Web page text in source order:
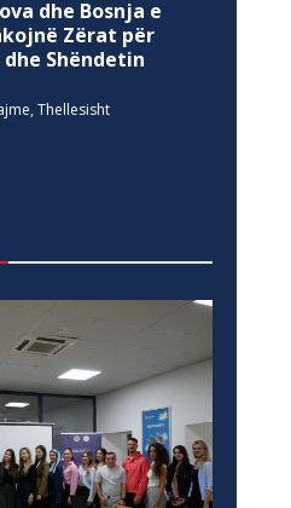
dhe Bosnja e
Zërat për
Shëndetin
, Thellesisht